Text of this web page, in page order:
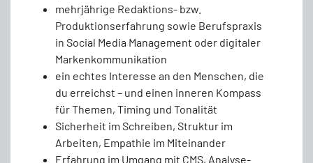
mehrjährige Redaktions- bzw.
Produktionserfahrung sowie Berufspraxis
in Social Media Management oder digitaler
Markenkommunikation
ein echtes Interesse an den Menschen, die
du erreichst – und einen inneren Kompass
für Themen, Timing und Tonalität
Sicherheit im Schreiben, Struktur im
Arbeiten, Empathie im Miteinander
Erfahrung im Umgang mit CMS, Analyse-